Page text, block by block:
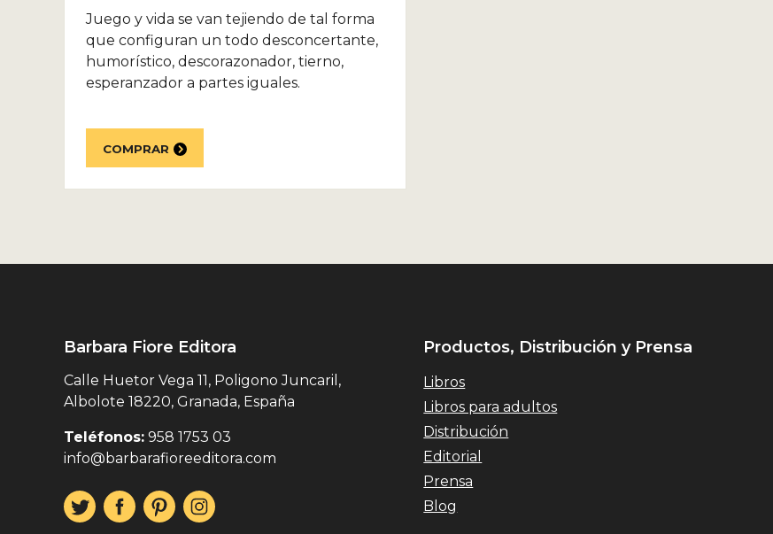
Juego y vida se van tejiendo de tal forma
que configuran un todo desconcertante,
humorístico, descorazonador, tierno,
esperanzador a partes iguales.
COMPRAR
Barbara Fiore Editora
Calle Huetor Vega 11, Poligono Juncaril,
Albolote 18220, Granada, España
Teléfonos: 958 1753 03
info@barbarafioreeditora.com
Productos, Distribución y Prensa
Libros
Libros para adultos
Distribución
Editorial
Prensa
Blog